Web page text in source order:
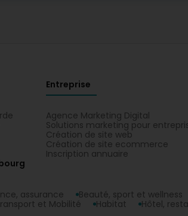
Entreprise
Agence Marketing Digital
Solutions marketing pour
Création de site web
Création de site ecommerce
Inscription annuaire
assurance Beauté, sport et wellness
et Mobilité Habitat Hôtel,